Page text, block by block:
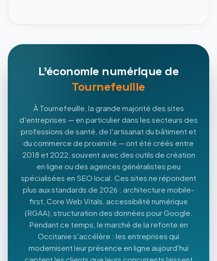
L'économie numérique de
Tournefeuille
À Tournefeuille, la grande majorité des sites
d'entreprises — en particulier dans les secteurs des
professions de santé, de l'artisanat du bâtiment et
du commerce de proximité — ont été créés entre
2018 et 2022, souvent avec des outils de création
en ligne ou des agences généralistes peu
spécialisées en SEO local. Ces sites ne répondent
plus aux standards de 2026 : architecture mobile-
first, Core Web Vitals, accessibilité numérique
(RGAA), structuration des données pour Google.
Pendant ce temps, le marché de la refonte en
Occitanie s'accélère : les entreprises qui
modernisent leur présence en ligne aujourd'hui